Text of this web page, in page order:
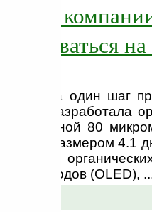
ещё на один шаг
разработала
толщиной 80
размером 4.1
Sony
светодиодов (OLED),